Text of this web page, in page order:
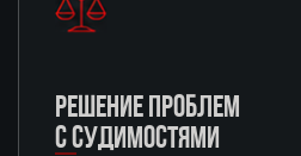
РЕШЕНИЕ ПРОБЛЕМ
С СУДИМОСТЯМИ